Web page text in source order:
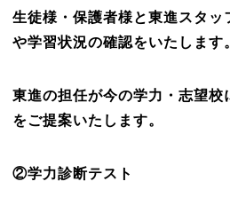
生徒様・保護者様と東進スタッ
や学習状況の確認をいたします
東進の担任が今の学力・志望校
をご提案いたします。
②学力診断テスト